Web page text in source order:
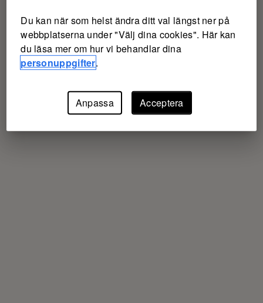
Du kan när som helst ändra ditt val längst ner på
webbplatserna under "Välj dina cookies". Här kan
du läsa mer om hur vi behandlar dina
personuppgifter.
Anpassa Acceptera